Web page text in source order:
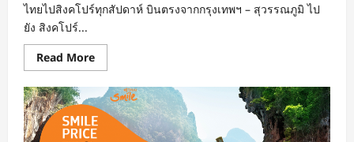
ไทยไปสิงคโปร์ทุกสัปดาห์ บินตรงจากกรุงเทพฯ – สุวรรณภูมิ ไป
ยัง สิงคโปร์...
Read MoreRead
more
โปร
โม
ชั่น
ไท
เกอร์